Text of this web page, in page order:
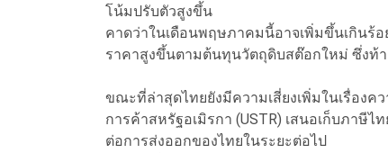
โน้มปรับตัวสูงขึ้น
คาดว่าในเดือนพฤษภาคมนี้อาจเพิ่มขึ้นเกินร้
ราคาสูงขึ้นตามต้นทุนวัตถุดิบสต๊อกใหม่ ซึ่งท้
ขณะที่ล่าสุดไทยยังมีความเสี่ยงเพิ่มในเรื่อง
การค้าสหรัฐอเมิรกา (USTR) เสนอเก็บภาษี
ต่อการส่งออกของไทยในระยะต่อไป